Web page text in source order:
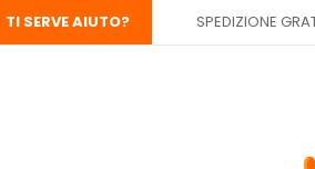
TI SERVE AIUTO? SPEDIZIONE